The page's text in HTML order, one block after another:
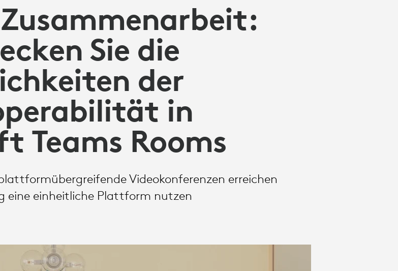
Sie die
der
in
Teams Rooms
Videokonferenzen erreichen
eine einheitliche Plattform nutzen